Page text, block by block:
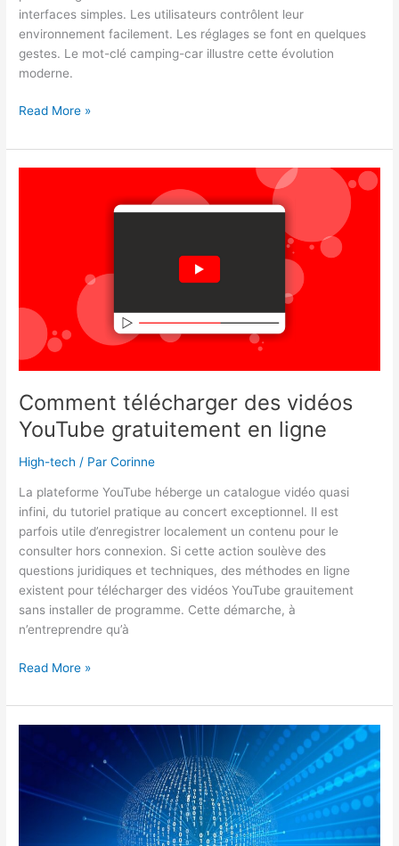
interfaces simples. Les utilisateurs contrôlent leur
environnement facilement. Les réglages se font en quelques
gestes. Le mot-clé camping-car illustre cette évolution
moderne.
Camping-
intelligent,
quand
expérience
connectée
Read More »
Comment télécharger des vidéos
YouTube gratuitement en ligne
High-tech / ParCorinne
La plateforme YouTube héberge un catalogue vidéo quasi
infini, du tutoriel pratique au concert exceptionnel. Il est
parfois utile d’enregistrer localement un contenu pour le
consulter hors connexion. Si cette action soulève des
questions juridiques et techniques, des méthodes en ligne
existent pour télécharger des vidéos YouTube grauitement
sans installer de programme. Cette démarche, à
n’entreprendre qu’à
Comment
des
vidéos
gratuitement
en
Read More »